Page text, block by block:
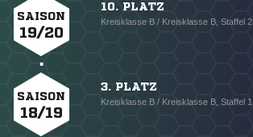
SAISON
19/20
10. PLATZ
Kreisklasse B / Kreisklasse B, Staffel 2
SAISON
18/19
3. PLATZ
Kreisklasse B / Kreisklasse B, Staffel 1